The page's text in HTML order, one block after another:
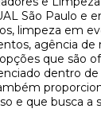
São Paulo e
limpeza em
agência de
que são
dentro
e que busca a